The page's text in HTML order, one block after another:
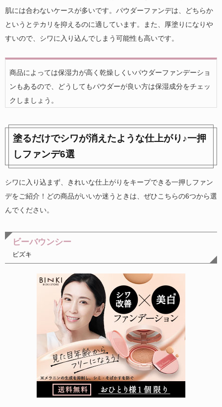
肌には合わないケースが多いです。パウダーファンデは、どちらか
というとテカリを抑えるのに適しています。また、厚塗りになりや
すいので、シワに入り込んでしまう可能性も高いです。
商品によっては保湿力が高く乾燥しくいパウダーファンデーショ
ンもあるので、どうしてもパウダーが良い方は保湿成分をチェッ
クしましょう。
塗るだけでシワが消えたような仕上がり♪一押
しファンデ6選
シワに入り込まず、きれいな仕上がりをキープできる一押しファン
デをご紹介！どの商品がいいか迷うときは、ぜひこちらの6つから選
んでください。
ビーバウンシー
ビズキ